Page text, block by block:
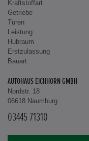
Kraftstoffart
Getriebe
Türen
Leistung
Hubraum
Erstzulassung
Bauart
AUTOHAUS EICHHORN GMBH
Nordstr. 18
06618 Naumburg
03445 71310